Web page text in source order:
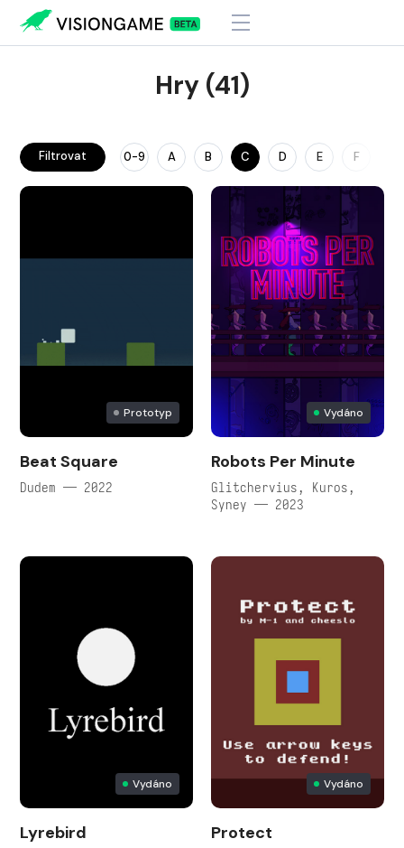
Hry (41)
Filtrovat 0-9 A B C D E F
Prototyp
Beat Square
Dudem — 2022
Vydáno
Robots Per Minute
Glitchervius, Kuros,
Syney — 2023
Vydáno
Lyrebird
Vydáno
Protect